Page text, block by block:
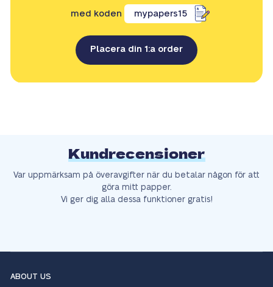
med koden mypapers15
Placera din 1:a order
Kundrecensioner
Var uppmärksam på överavgifter när du betalar någon för att
göra mitt papper.
Vi ger dig alla dessa funktioner gratis!
ABOUT US